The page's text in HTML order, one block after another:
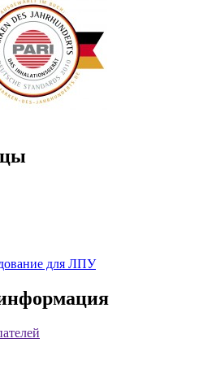
для ЛПУ